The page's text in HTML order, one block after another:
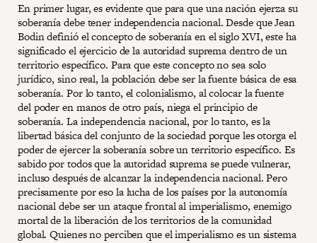
En primer lugar, es evidente que para que una nación ejerza su
soberanía debe tener independencia nacional. Desde que Jean
Bodin definió el concepto de soberanía en el siglo XVI, este ha
significado el ejercicio de la autoridad suprema dentro de un
territorio específico. Para que este concepto no sea solo
jurídico, sino real, la población debe ser la fuente básica de esa
soberanía. Por lo tanto, el colonialismo, al colocar la fuente
del poder en manos de otro país, niega el principio de
soberanía. La independencia nacional, por lo tanto, es la
libertad básica del conjunto de la sociedad porque les otorga el
poder de ejercer la soberanía sobre un territorio específico. Es
sabido por todos que la autoridad suprema se puede vulnerar,
incluso después de alcanzar la independencia nacional. Pero
precisamente por eso la lucha de los países por la autonomía
nacional debe ser un ataque frontal al imperialismo, enemigo
mortal de la liberación de los territorios de la comunidad
global. Quienes no perciben que el imperialismo es un sistema